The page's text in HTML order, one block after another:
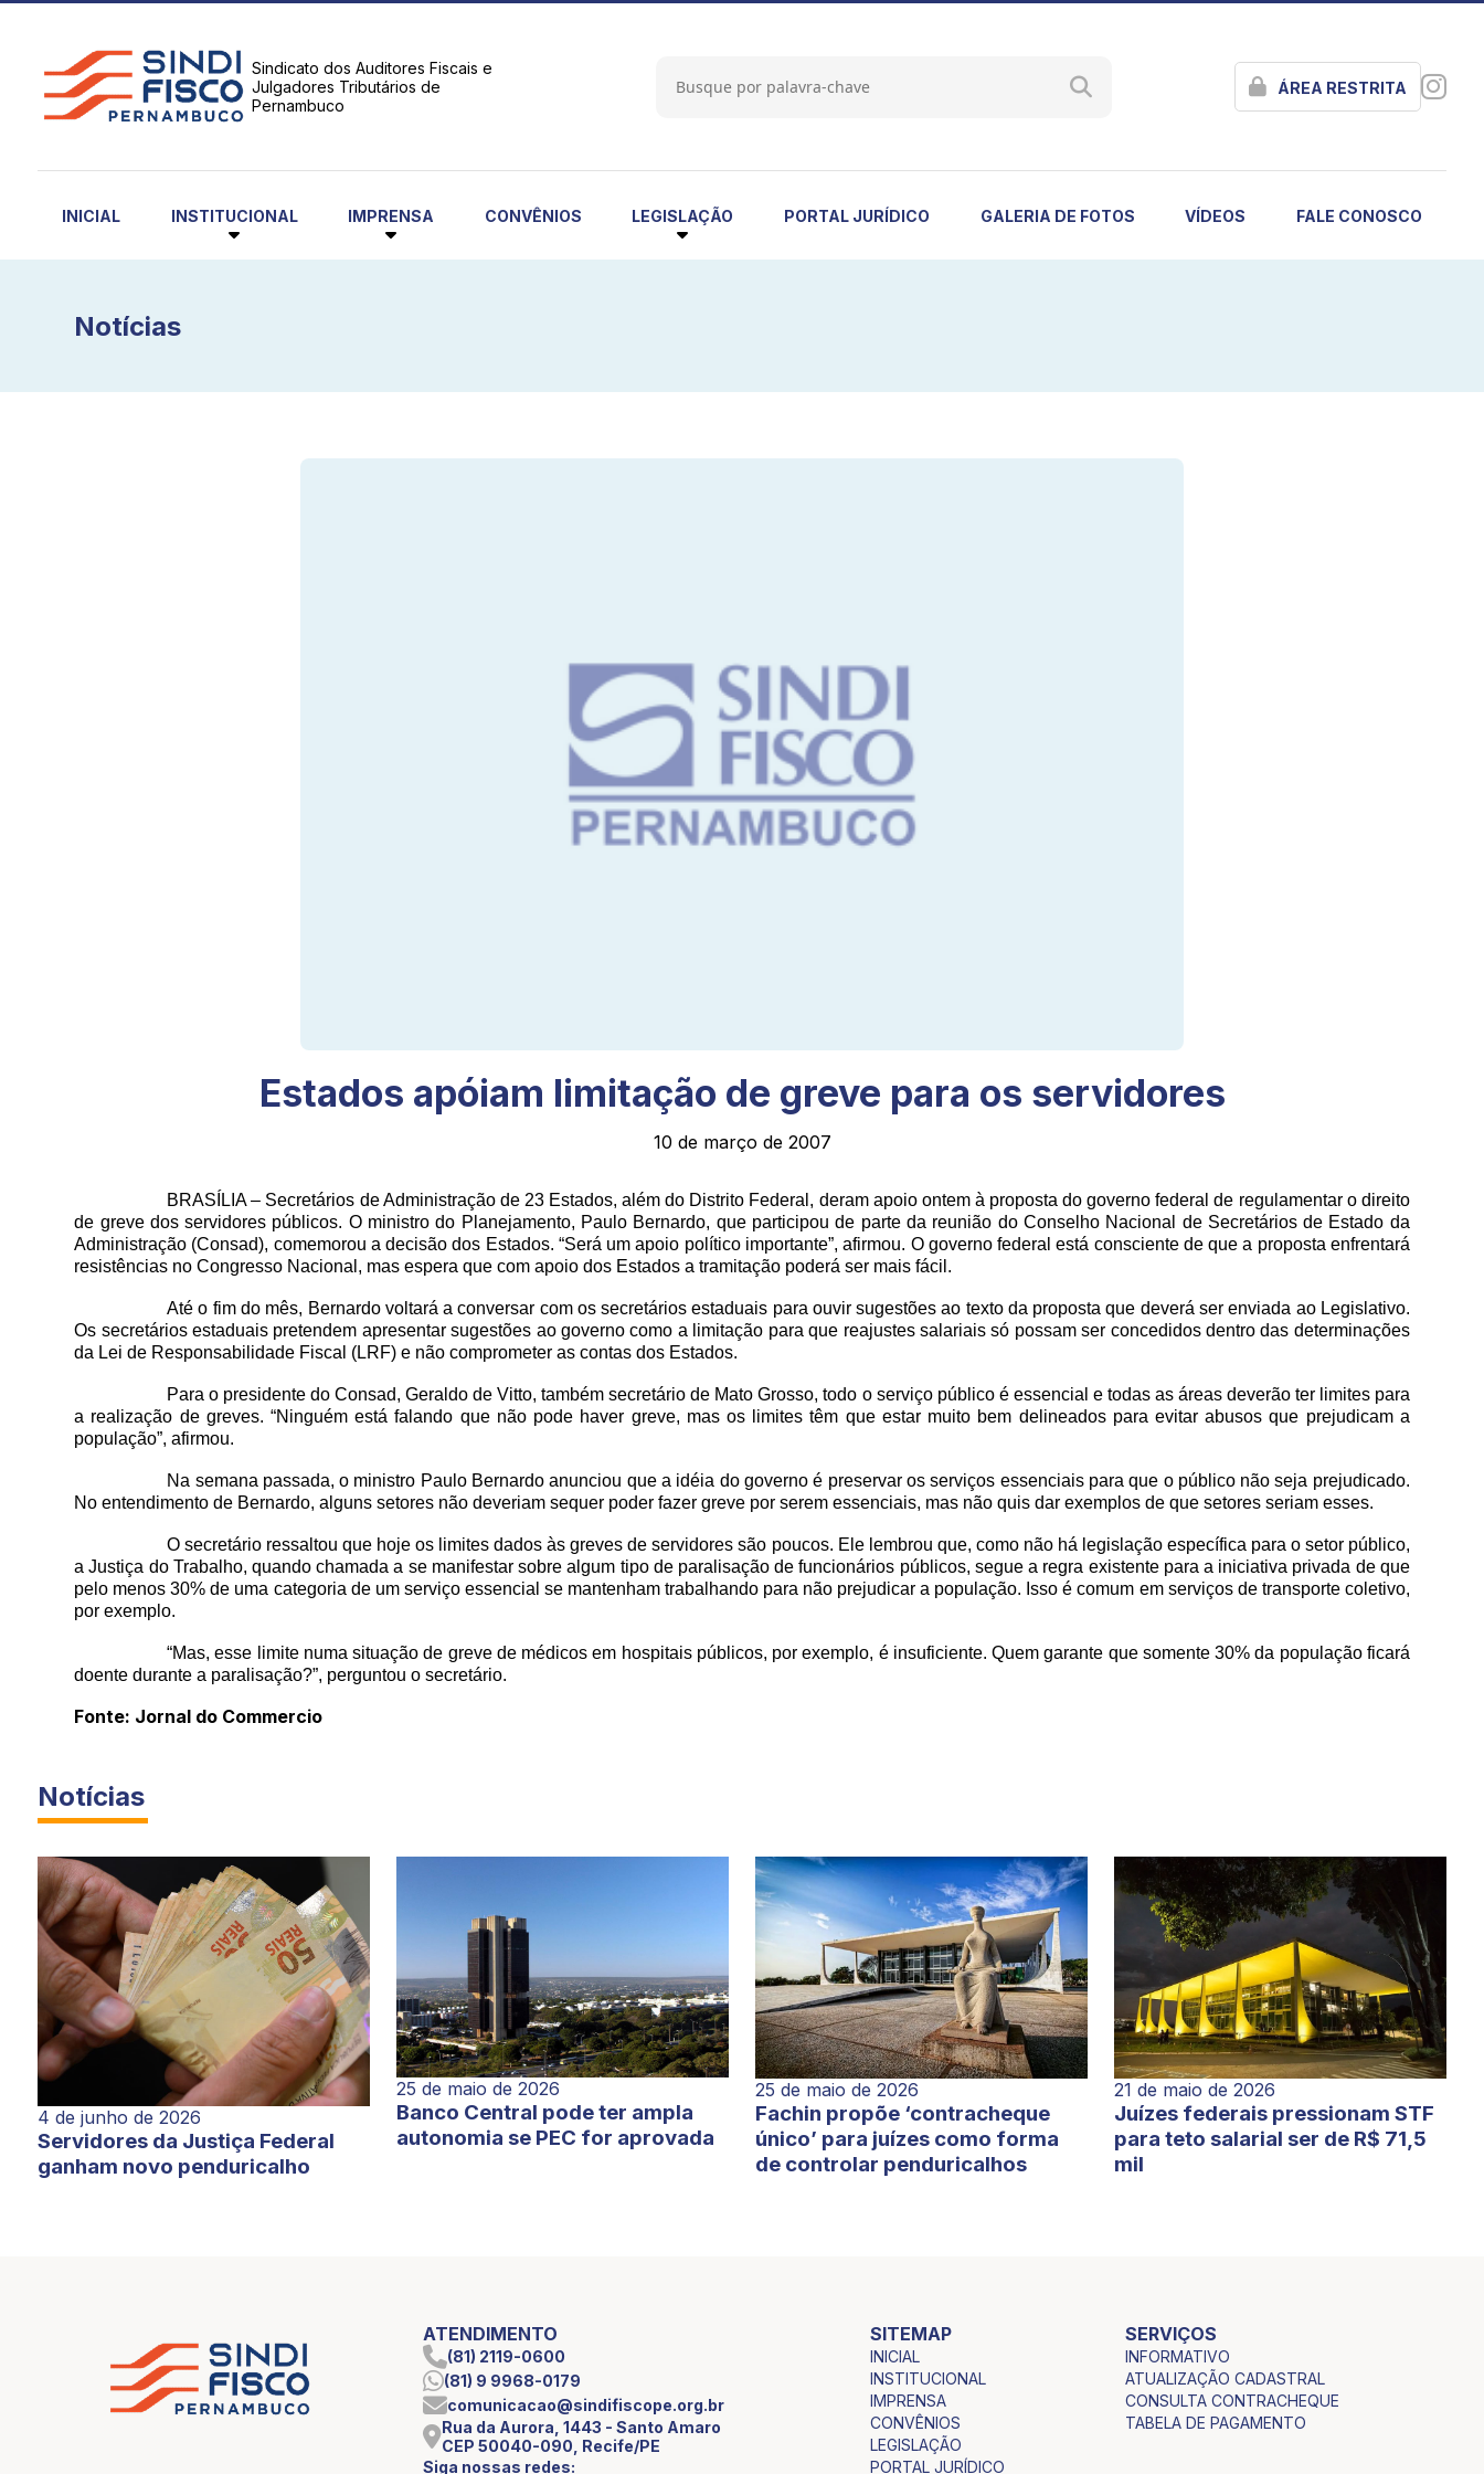
Sindicato dos Auditores Fiscais e
Julgadores Tributários de
Pernambuco
ÁREA RESTRITA
INICIAL INSTITUCIONAL IMPRENSA CONVÊNIOS LEGISLAÇÃO PORTAL JURÍDICO GALERIA DE FOTOS VÍDEOS FALE CONOSCO
Notícias
Estados apóiam limitação de greve para os servidores
10 de março de 2007
BRASÍLIA – Secretários de Administração de 23 Estados, além do Distrito Federal, deram apoio ontem à proposta do governo federal de regulamentar o direito
de greve dos servidores públicos. O ministro do Planejamento, Paulo Bernardo, que participou de parte da reunião do Conselho Nacional de Secretários de Estado da
Administração (Consad), comemorou a decisão dos Estados. “Será um apoio político importante”, afirmou. O governo federal está consciente de que a proposta enfrentará
resistências no Congresso Nacional, mas espera que com apoio dos Estados a tramitação poderá ser mais fácil.
Até o fim do mês, Bernardo voltará a conversar com os secretários estaduais para ouvir sugestões ao texto da proposta que deverá ser enviada ao Legislativo.
Os secretários estaduais pretendem apresentar sugestões ao governo como a limitação para que reajustes salariais só possam ser concedidos dentro das determinações
da Lei de Responsabilidade Fiscal (LRF) e não comprometer as contas dos Estados.
Para o presidente do Consad, Geraldo de Vitto, também secretário de Mato Grosso, todo o serviço público é essencial e todas as áreas deverão ter limites para
a realização de greves. “Ninguém está falando que não pode haver greve, mas os limites têm que estar muito bem delineados para evitar abusos que prejudicam a
população”, afirmou.
Na semana passada, o ministro Paulo Bernardo anunciou que a idéia do governo é preservar os serviços essenciais para que o público não seja prejudicado.
No entendimento de Bernardo, alguns setores não deveriam sequer poder fazer greve por serem essenciais, mas não quis dar exemplos de que setores seriam esses.
O secretário ressaltou que hoje os limites dados às greves de servidores são poucos. Ele lembrou que, como não há legislação específica para o setor público,
a Justiça do Trabalho, quando chamada a se manifestar sobre algum tipo de paralisação de funcionários públicos, segue a regra existente para a iniciativa privada de que
pelo menos 30% de uma categoria de um serviço essencial se mantenham trabalhando para não prejudicar a população. Isso é comum em serviços de transporte coletivo,
por exemplo.
“Mas, esse limite numa situação de greve de médicos em hospitais públicos, por exemplo, é insuficiente. Quem garante que somente 30% da população ficará
doente durante a paralisação?”, perguntou o secretário.
Fonte: Jornal do Commercio
Notícias
4 de junho de 2026
Servidores da Justiça Federal
ganham novo penduricalho
25 de maio de 2026
Banco Central pode ter ampla
autonomia se PEC for aprovada
25 de maio de 2026
Fachin propõe ‘contracheque
único’ para juízes como forma
de controlar penduricalhos
21 de maio de 2026
Juízes federais pressionam STF
para teto salarial ser de R$ 71,5
mil
ATENDIMENTO
(81) 2119-0600
(81) 9 9968-0179
comunicacao@sindifiscope.org.br
Rua da Aurora, 1443 - Santo Amaro
CEP 50040-090, Recife/PE
Siga nossas redes:
SITEMAP
INICIAL
INSTITUCIONAL
IMPRENSA
CONVÊNIOS
LEGISLAÇÃO
PORTAL JURÍDICO
SERVIÇOS
INFORMATIVO
ATUALIZAÇÃO CADASTRAL
CONSULTA CONTRACHEQUE
TABELA DE PAGAMENTO